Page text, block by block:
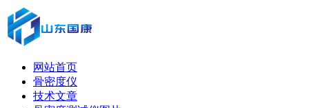
网站首页
骨密度仪
技术文章